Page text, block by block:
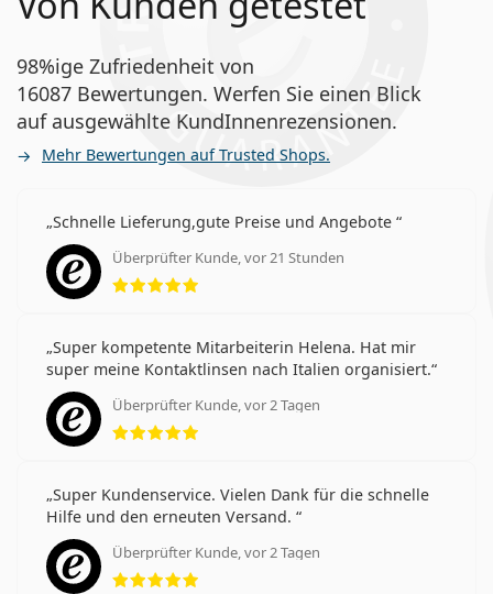
98%ige Zufriedenheit von
16087 Bewertungen. Werfen Sie einen Blick
auf ausgewählte KundInnenrezensionen.
Mehr Bewertungen auf Trusted Shops.
Schnelle Lieferung,gute Preise und Angebote
Überprüfter Kunde, vor 21 Stunden
Bewertung 5 aus 5
Super kompetente Mitarbeiterin Helena. Hat mir
super meine Kontaktlinsen nach Italien organisiert.
Überprüfter Kunde, vor 2 Tagen
Bewertung 5 aus 5
Super Kundenservice. Vielen Dank für die schnelle
Hilfe und den erneuten Versand.
Überprüfter Kunde, vor 2 Tagen
Bewertung 5 aus 5